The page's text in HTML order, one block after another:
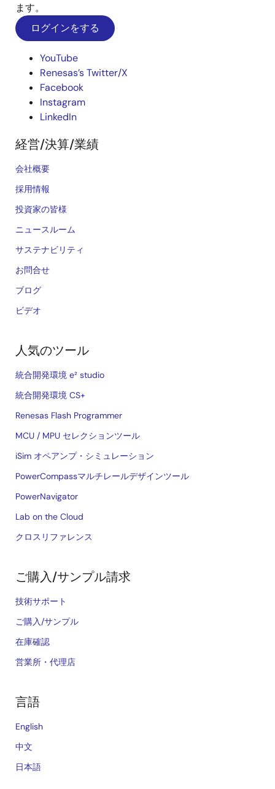
ます。
ログインをする
YouTube
Renesas’s Twitter/X
Facebook
Instagram
LinkedIn
経営/決算/業績
会社概要
採用情報
投資家の皆様
ニュースルーム
サステナビリティ
お問合せ
ブログ
ビデオ
人気のツール
統合開発環境 e² studio
統合開発環境 CS+
Renesas Flash Programmer
MCU / MPU セレクションツール
iSim オペアンプ・シミュレーション
PowerCompassマルチレールデザインツール
PowerNavigator
Lab on the Cloud
クロスリファレンス
ご購入/サンプル請求
技術サポート
ご購入/サンプル
在庫確認
営業所・代理店
言語
English
中文
日本語